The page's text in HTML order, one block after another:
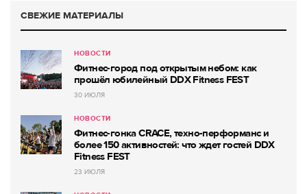
СВЕЖИЕ МАТЕРИАЛЫ
НОВОСТИ
Фитнес-город под открытым небом: как
прошёл юбилейный DDX Fitness FEST
30 ИЮЛЯ
НОВОСТИ
Фитнес-гонка CRACE, техно-перформанс и
более 150 активностей: что ждет гостей DDX
Fitness FEST
23 ИЮЛЯ